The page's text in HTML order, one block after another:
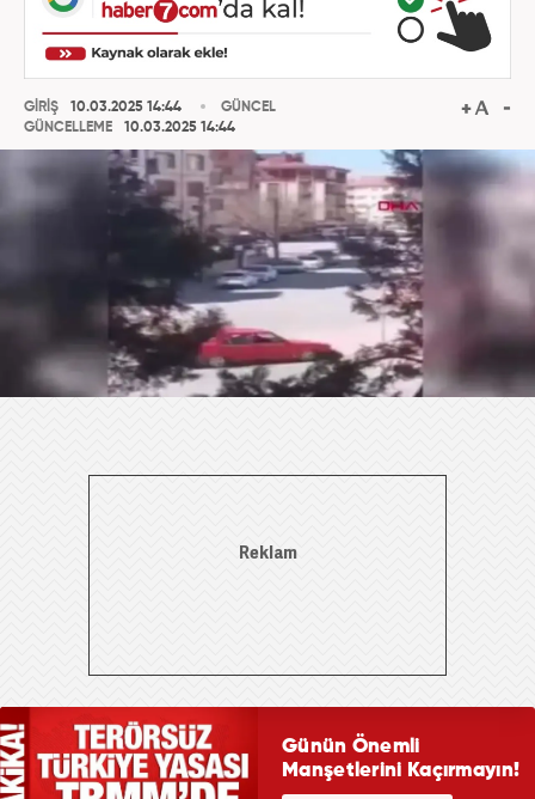
GİRİŞ
10.03.2025 14:44
GÜNCELLEME
10.03.2025 14:44
GÜNCEL